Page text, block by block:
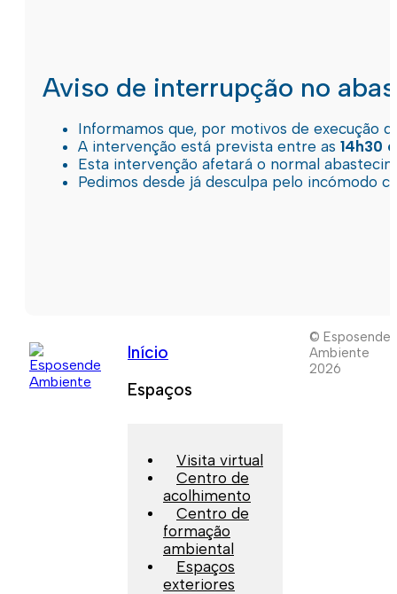
Aviso de interrupção no
Informamos que, por motivos de execução
A intervenção está prevista entre as 14h30
Esta intervenção afetará o normal
Pedimos desde já desculpa pelo incómodo
Início
Espaços
Visita virtual
Centro de
acolhimento
Centro de
formação
ambiental
Espaços
exteriores
© Esposende
Ambiente
2026